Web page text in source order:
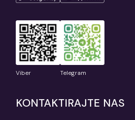
Viber Telegram
KONTAKTIRAJTE NAS